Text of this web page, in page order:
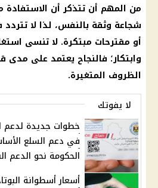
من المهم أن تتذكر أن
شجاعة وثقة بالنفس، لذا لا
أو مقترحات مبتكرة. لا تنسى
وابتكار؛ فالنجاح يعتمد على
الظروف المتغيرة.
لا يفوتك
خطوات جديدة لدعم
في دعم السلع
الحكومة نحو الدعم
أسعار أسطوانة